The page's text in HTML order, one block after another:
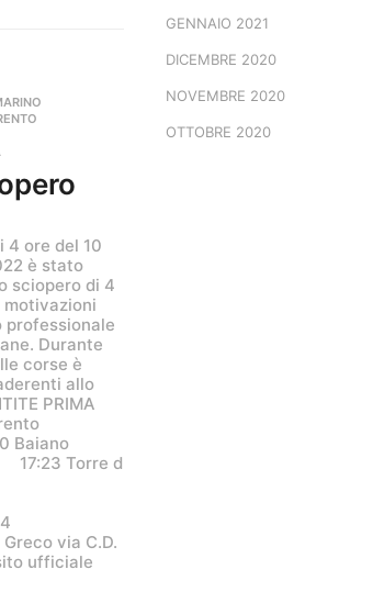
4 ore del 10
è stato
sciopero di 4
motivazioni
professionale
Durante
corse è
allo
PRIMA
Sorrento
Torre d
via C.D.
ufficiale
GENNAIO 2021
DICEMBRE 2020
NOVEMBRE 2020
OTTOBRE 2020